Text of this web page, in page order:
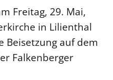
Freitag, 29. Mai,
in Lilienthal
Beisetzung auf dem
Falkenberger